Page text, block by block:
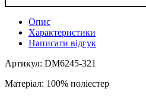
Опис
Характеристики
Написати відгук
Артикул: DM6245-321
Матеріал: 100% поліестер